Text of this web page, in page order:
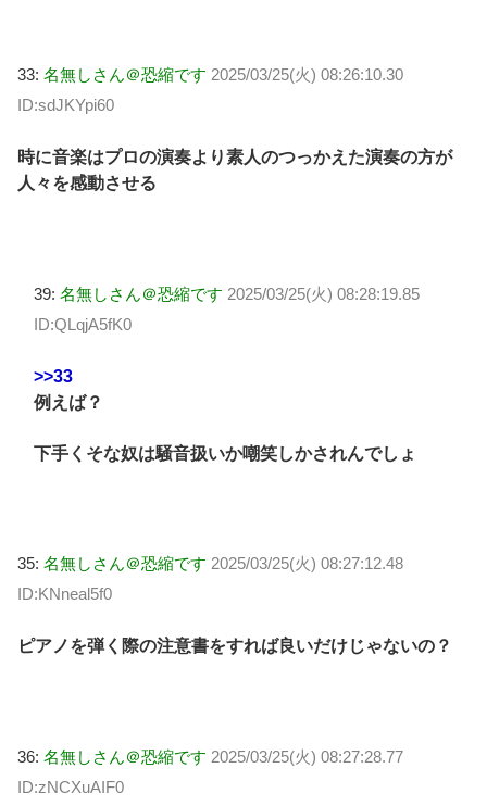
33: 名無しさん＠恐縮です 2025/03/25(火) 08:26:10.30
ID:sdJKYpi60
時に音楽はプロの演奏より素人のつっかえた演奏の方が
人々を感動させる
39: 名無しさん＠恐縮です 2025/03/25(火) 08:28:19.85
ID:QLqjA5fK0
>>33
例えば？
下手くそな奴は騒音扱いか嘲笑しかされんでしょ
35: 名無しさん＠恐縮です 2025/03/25(火) 08:27:12.48
ID:KNneal5f0
ピアノを弾く際の注意書をすれば良いだけじゃないの？
36: 名無しさん＠恐縮です 2025/03/25(火) 08:27:28.77
ID:zNCXuAIF0